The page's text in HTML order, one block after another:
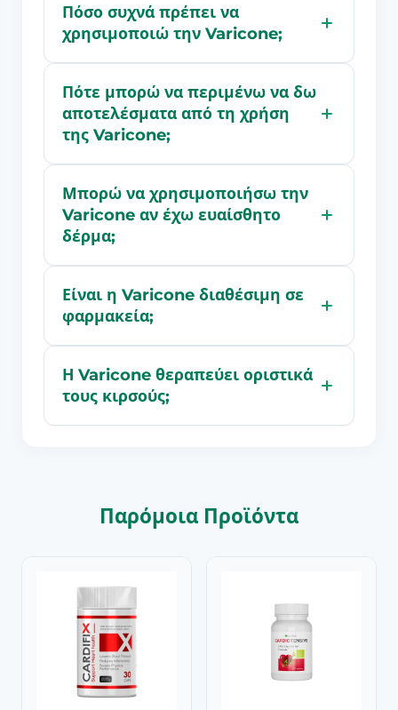
Πόσο συχνά πρέπει να
χρησιμοποιώ την Varicone;
Πότε μπορώ να περιμένω να δω
αποτελέσματα από τη χρήση
της Varicone;
Μπορώ να χρησιμοποιήσω την
Varicone αν έχω ευαίσθητο
δέρμα;
Είναι η Varicone διαθέσιμη σε
φαρμακεία;
Η Varicone θεραπεύει οριστικά
τους κιρσούς;
Παρόμοια Προϊόντα